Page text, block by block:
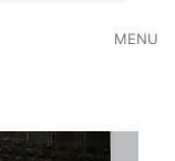
MENU